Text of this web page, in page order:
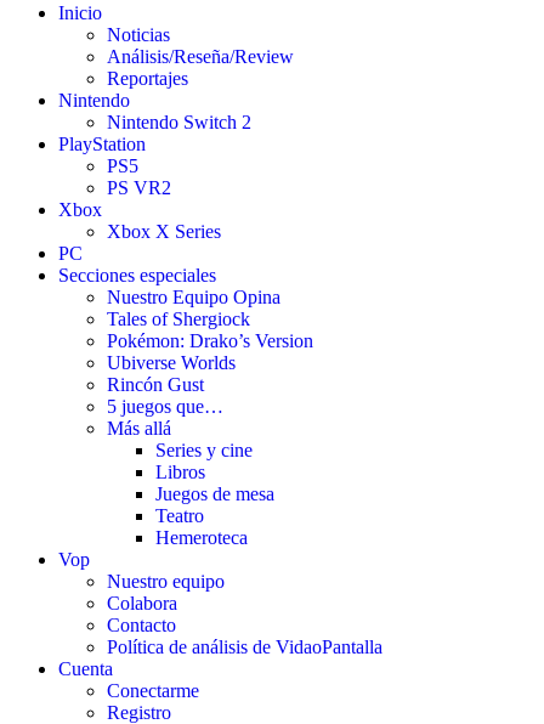
Inicio
Noticias
Análisis/Reseña/Review
Reportajes
Nintendo
Nintendo Switch 2
PlayStation
PS5
PS VR2
Xbox
Xbox X Series
PC
Secciones especiales
Nuestro Equipo Opina
Tales of Shergiock
Pokémon: Drako’s Version
Ubiverse Worlds
Rincón Gust
5 juegos que…
Más allá
Series y cine
Libros
Juegos de mesa
Teatro
Hemeroteca
Vop
Nuestro equipo
Colabora
Contacto
Política de análisis de VidaoPantalla
Cuenta
Conectarme
Registro